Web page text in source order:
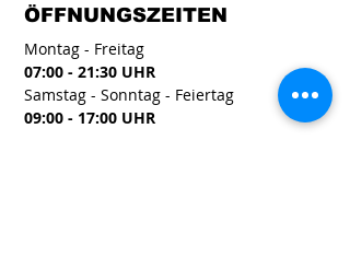
ÖFFNUNGSZEITEN
Montag - Freitag
07:00 - 21:30 UHR
Samstag - Sonntag - Feiertag
09:00 - 17:00 UHR